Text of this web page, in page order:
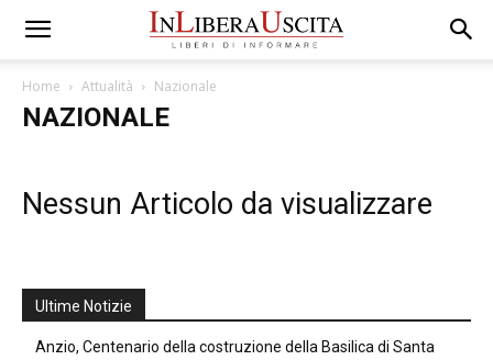
Home Attualità Nazionale
NAZIONALE
Nessun Articolo da visualizzare
Ultime Notizie
Anzio, Centenario della costruzione della Basilica di Santa